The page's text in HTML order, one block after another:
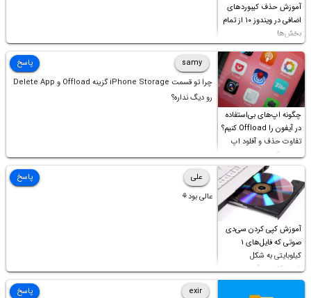
آموزش حذف کیبوردهای
اضافی در ویندوز ۱۰ از تمام
بخش‌ها
چگونه اپ‌های بی‌استفاده
در آیفون را Offload کنیم؟
تفاوت حذف و آفلود اپ
چیست؟
samy
چرا تو قسمت iPhone Storage گزینه Offload و Delete App
رو دیگ نداره؟
پاسخ
آموزش کپی کردن سی‌دی
صوتی که فایل‌های ۱
کیلوبایتی به شکل
شورت‌کات در آن موجود
است!
علی
عالی بود⚘
پاسخ
exir
پاسخ